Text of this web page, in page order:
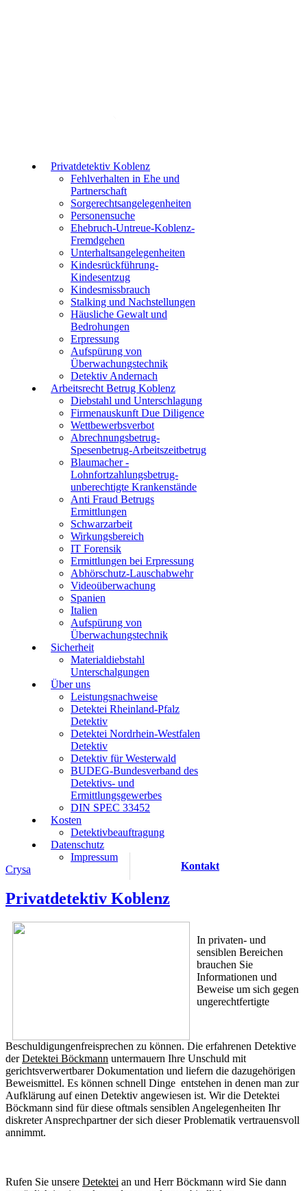
Privatdetektiv Koblenz
Fehlverhalten in Ehe und
Partnerschaft
Sorgerechtsangelegenheiten
Personensuche
Ehebruch-Untreue-Koblenz-
Fremdgehen
Unterhaltsangelegenheiten
Kindesrückführung-
Kindesentzug
Kindesmissbrauch
Stalking und Nachstellungen
Häusliche Gewalt und
Bedrohungen
Erpressung
Aufspürung von
Überwachungstechnik
Detektiv Andernach
Arbeitsrecht Betrug Koblenz
Diebstahl und Unterschlagung
Firmenauskunft Due Diligence
Wettbewerbsverbot
Abrechnungsbetrug-
Spesenbetrug-Arbeitszeitbetrug
Blaumacher -
Lohnfortzahlungsbetrug-
unberechtigte Krankenstände
Anti Fraud Betrugs
Ermittlungen
Schwarzarbeit
Wirkungsbereich
IT Forensik
Ermittlungen bei Erpressung
Abhörschutz-Lauschabwehr
Videoüberwachung
Spanien
Italien
Aufspürung von
Überwachungstechnik
Sicherheit
Materialdiebstahl
Unterschalgungen
Über uns
Leistungsnachweise
Detektei Rheinland-Pfalz
Detektiv
Detektei Nordrhein-Westfalen
Detektiv
Detektiv für Westerwald
BUDEG-Bundesverband des
Detektivs- und
Ermittlungsgewerbes
DIN SPEC 33452
Kosten
Detektivbeauftragung
Datenschutz
Impressum
Kontakt
Crysa
Privatdetektiv Koblenz
In privaten- und
sensiblen Bereichen
brauchen Sie
Informationen und
Beweise um sich gegen
ungerechtfertigte
Beschuldigungenfreisprechen zu können. Die erfahrenen Detektive
derDetektei Böckmann untermauern Ihre Unschuld mit
gerichtsverwertbarer Dokumentation und liefern die dazugehörigen
Beweismittel. Es können schnell Dinge entstehen in denen man zur
Aufklärung auf einen Detektiv angewiesen ist. Wir die Detektei
Böckmann sind für diese oftmals sensiblen Angelegenheiten Ihr
diskreter Ansprechpartner der sich dieser Problematik vertrauensvoll
annimmt.
Rufen Sie unsere Detektei an und Herr Böckmann wird Sie dann